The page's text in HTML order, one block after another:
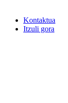
Kontaktua
Itzuli gora